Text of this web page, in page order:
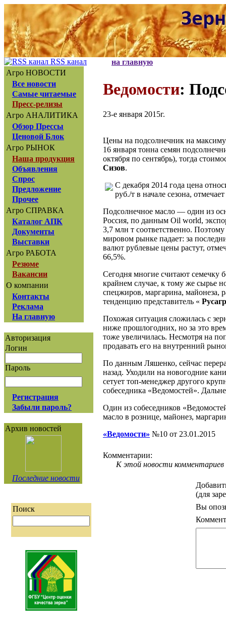
RSS канал
Агро НОВОСТИ
Все новости
Самые читаемые
Пресс-релизы
Агро АНАЛИТИКА
Обзор Прессы
Ценовой Блок
Агро РЫНОК
Наша продукция
Объявления
Спрос
Предложение
Прочее
Агро СПРАВКА
Каталог АПК
Документы
Выставки
Агро РАБОТА
Резюме
Вакансии
О компании
Контакты
Реклама
На главную
Авторизация
Логин
Пароль
Регистрация
Забыли пароль?
Архив новостей
Последние новости
Поиск
на главную
Ведомости:
23-е января 2015г.
Цены на подсолнечник на
16 января тонна семян
октября по сентябрь), тогда
Сизов.
С декабря 2014 года цена
руб./т в начале сезона,
Подсолнечное масло — один из
Россия, по данным Oil world,
3,7 млн т соответственно.
мировом рынке падает: за
валют рублевые цены растут,
66,5%.
Сегодня многие считают семечку
крайнем случае, к тому же сырье
спецжиров, маргарина, майонеза,
тенденцию представитель «
Похожая ситуация сложилась с
ниже прошлогодних, но за это
тоже увеличилась. Несмотря на
продавать его на внутренний
По данным Ляшенко, сейчас
назад. Уходили на новогодние
сетует топ-менеджер другого
собеседника «Ведомостей».
Один из собеседников
масло в рознице, майонез,
«Ведомости» №10 от 23.01.2015
Комментарии:
К этой новости комментариев
(для
Вы